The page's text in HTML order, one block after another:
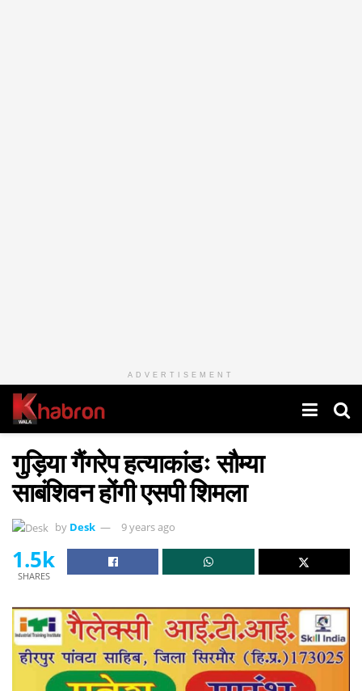
ADVERTISEMENT
गुड़िया गैंगरेप हत्याकांडः सौम्या
साबंशिवन होंगी एसपी शिमला
by Desk 9 years ago
1.5k
SHARES